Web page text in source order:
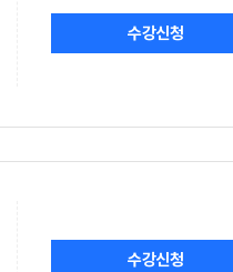
수강신청
수강신청